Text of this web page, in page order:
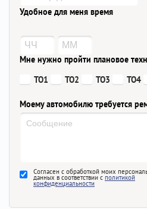
Удобное для меня время
Мне нужно пройти плановое
ТО1
ТО2 ТО3 ТО4
Моему автомобилю требуется
Согласен с обработкой моих
данных в соответствии с политикой
конфиденциальности